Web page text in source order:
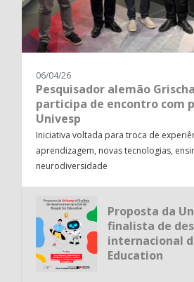
06/04/26
Pesquisador alemão
participa de encontro com
Univesp
Iniciativa voltada para troca de
aprendizagem, novas tecnologias,
neurodiversidade
Proposta da
finalista de
internacional
Education